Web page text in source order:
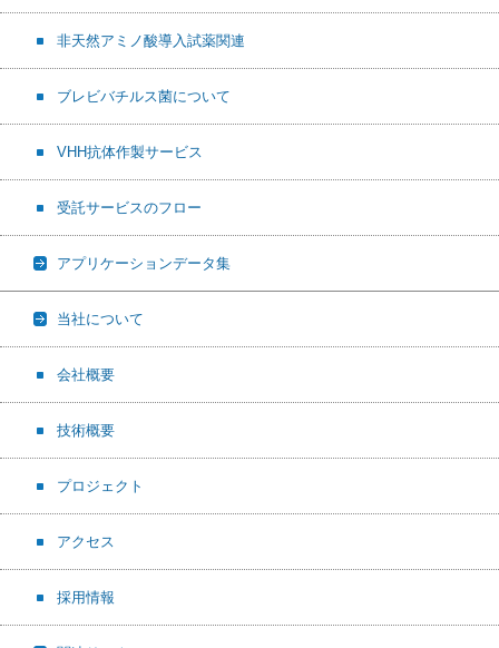
非天然アミノ酸導入試薬関連
ブレビバチルス菌について
VHH抗体作製サービス
受託サービスのフロー
アプリケーションデータ集
当社について
会社概要
技術概要
プロジェクト
アクセス
採用情報